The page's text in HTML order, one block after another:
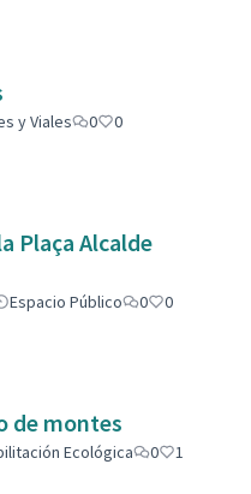
y Viales 0
0
Plaça Alcalde
Espacio Público 0
0
de montes
Ecológica 0
1